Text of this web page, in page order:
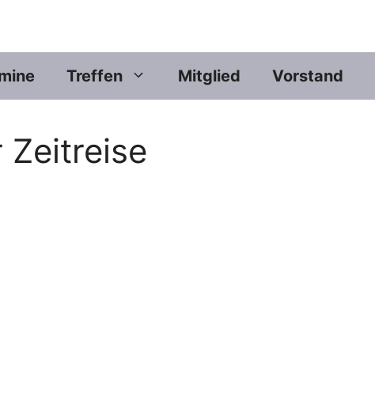
Treffen Mitglied Vorstand
Zeitreise